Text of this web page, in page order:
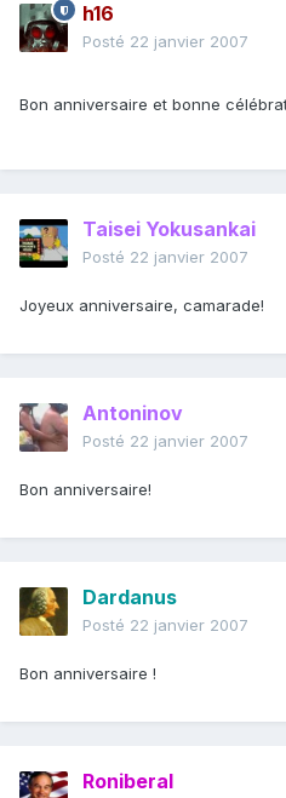
h16
Posté 22 janvier 2007
Bon anniversaire et bonne
Taisei Yokusankai
Posté 22 janvier 2007
Joyeux anniversaire, camarade!
Antoninov
Posté 22 janvier 2007
Bon anniversaire!
Dardanus
Posté 22 janvier 2007
Bon anniversaire !
Roniberal